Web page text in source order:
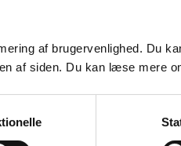
af brugervenlighed. Du
af siden. Du kan læse mere